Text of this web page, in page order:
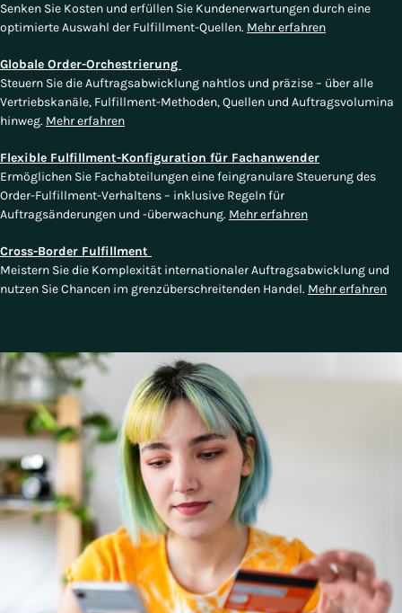
Senken Sie Kosten und erfüllen Sie Kundenerwartungen durch eine
optimierte Auswahl der Fulfillment-Quellen. Mehr erfahren
Globale Order-Orchestrierung
Steuern Sie die Auftragsabwicklung nahtlos und präzise – über alle
Vertriebskanäle, Fulfillment-Methoden, Quellen und Auftragsvolumina
hinweg. Mehr erfahren
Flexible Fulfillment-Konfiguration für Fachanwender
Ermöglichen Sie Fachabteilungen eine feingranulare Steuerung des
Order-Fulfillment-Verhaltens – inklusive Regeln für
Auftragsänderungen und -überwachung. Mehr erfahren
Cross-Border Fulfillment
Meistern Sie die Komplexität internationaler Auftragsabwicklung und
nutzen Sie Chancen im grenzüberschreitenden Handel. Mehr erfahren